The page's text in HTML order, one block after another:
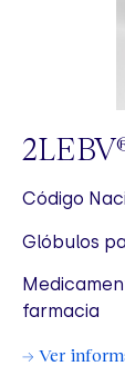
2LEBV
Código
Glóbulos
farmacia
→ Ver